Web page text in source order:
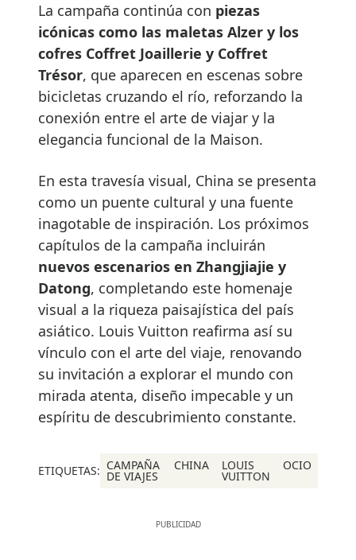
La campaña continúa con piezas
icónicas como las maletas Alzer y los
cofres Coffret Joaillerie y Coffret
Trésor, que aparecen en escenas sobre
bicicletas cruzando el río, reforzando la
conexión entre el arte de viajar y la
elegancia funcional de la Maison.
En esta travesía visual, China se presenta
como un puente cultural y una fuente
inagotable de inspiración. Los próximos
capítulos de la campaña incluirán
nuevos escenarios en Zhangjiajie y
Datong, completando este homenaje
visual a la riqueza paisajística del país
asiático. Louis Vuitton reafirma así su
vínculo con el arte del viaje, renovando
su invitación a explorar el mundo con
mirada atenta, diseño impecable y un
espíritu de descubrimiento constante.
ETIQUETAS: CAMPAÑA
DE VIAJES
CHINA LOUIS
VUITTON
OCIO